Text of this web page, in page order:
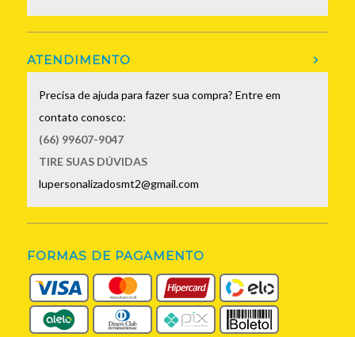
ATENDIMENTO
Precisa de ajuda para fazer sua compra? Entre em
contato conosco:
(66) 99607-9047
TIRE SUAS DÚVIDAS
lupersonalizadosmt2@gmail.com
FORMAS DE PAGAMENTO